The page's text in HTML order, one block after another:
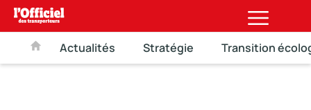
Actualités Stratégie Transition